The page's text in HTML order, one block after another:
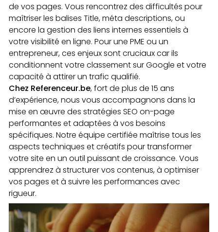
de vos pages. Vous rencontrez des difficultés pour
maîtriser les balises Title, méta descriptions, ou
encore la gestion des liens internes essentiels à
votre visibilité en ligne. Pour une PME ou un
entrepreneur, ces enjeux sont cruciaux car ils
conditionnent votre classement sur Google et votre
capacité à attirer un trafic qualifié.
Chez Referenceur.be, fort de plus de 15 ans
d’expérience, nous vous accompagnons dans la
mise en œuvre des stratégies SEO on-page
performantes et adaptées à vos besoins
spécifiques. Notre équipe certifiée maîtrise tous les
aspects techniques et créatifs pour transformer
votre site en un outil puissant de croissance. Vous
apprendrez à structurer vos contenus, à optimiser
vos pages et à suivre les performances avec
rigueur.